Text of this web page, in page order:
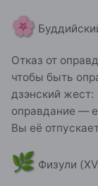
🌸
Отказ от
чтобы быть
дзэнский жест:
оправдание —
Вы её
🌿 Физули